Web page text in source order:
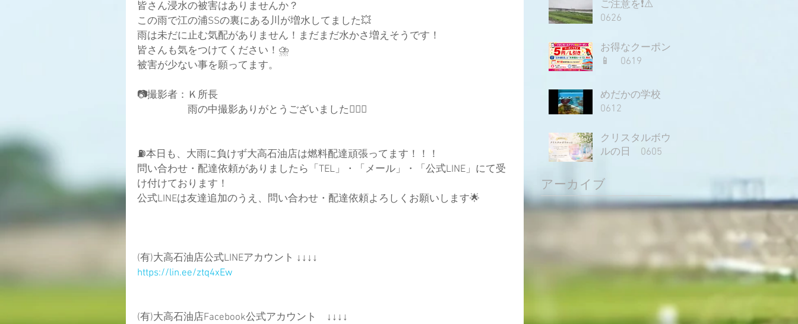
皆さん浸水の被害はありませんか？
この雨で江の浦SSの裏にある川が増水してました💥
雨は未だに止む気配がありません！まだまだ水かさ増えそうです！
皆さんも気をつけてください！⛈️
被害が少ない事を願ってます。
📷撮影者：Ｋ所長
雨の中撮影ありがとうございました🙇🏻‍♀️
⛽️本日も、大雨に負けず大高石油店は燃料配達頑張ってます！！！
問い合わせ・配達依頼がありましたら「TEL」・「メール」・「公式LINE」にて受
け付けております！
公式LINEは友達追加のうえ、問い合わせ・配達依頼よろしくお願いします🌟
(有)大高石油店公式LINEアカウント ↓↓↓↓
https://lin.ee/ztq4xEw
(有)大高石油店Facebook公式アカウント　↓↓↓↓
ご注意を❗⚠️
0626
お得なクーポン
📱 0619
めだかの学校
0612
クリスタルボウ
ルの日 0605
アーカイブ